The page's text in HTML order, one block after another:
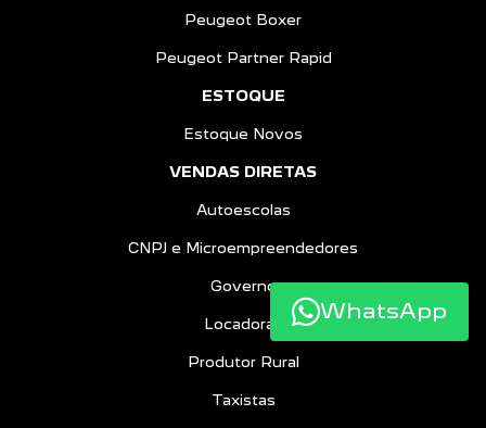
Peugeot Boxer
Peugeot Partner Rapid
ESTOQUE
Estoque Novos
VENDAS DIRETAS
Autoescolas
CNPJ e Microempreendedores
Governo
Locadoras
Produtor Rural
Taxistas
WhatsApp